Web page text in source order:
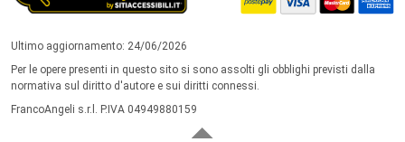
Ultimo aggiornamento: 24/06/2026
Per le opere presenti in questo sito si sono assolti gli obblighi previsti dalla
normativa sul diritto d'autore e sui diritti connessi.
FrancoAngeli s.r.l. P.IVA 04949880159